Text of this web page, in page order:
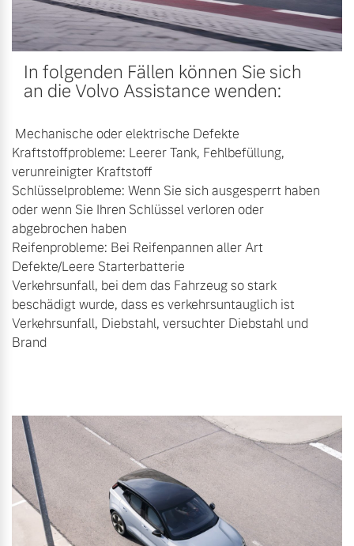
In folgenden Fällen können Sie sich
an die Volvo Assistance wenden:
Mechanische oder elektrische Defekte
Kraftstoffprobleme: Leerer Tank, Fehlbefüllung,
verunreinigter Kraftstoff
Schlüsselprobleme: Wenn Sie sich ausgesperrt haben
oder wenn Sie Ihren Schlüssel verloren oder
abgebrochen haben
Reifenprobleme: Bei Reifenpannen aller Art
Defekte/Leere Starterbatterie
Verkehrsunfall, bei dem das Fahrzeug so stark
beschädigt wurde, dass es verkehrsuntauglich ist
Verkehrsunfall, Diebstahl, versuchter Diebstahl und
Brand